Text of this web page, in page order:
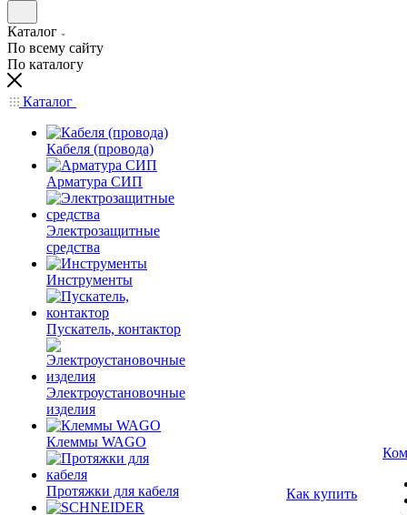
Каталог
По всему сайту
По каталогу
Каталог
Кабеля (провода)
Арматура СИП
Электрозащитные
средства
Инструменты
Пускатель, контактор
Электроустановочные
изделия
Клеммы WAGO
Протяжки для кабеля
Как купить